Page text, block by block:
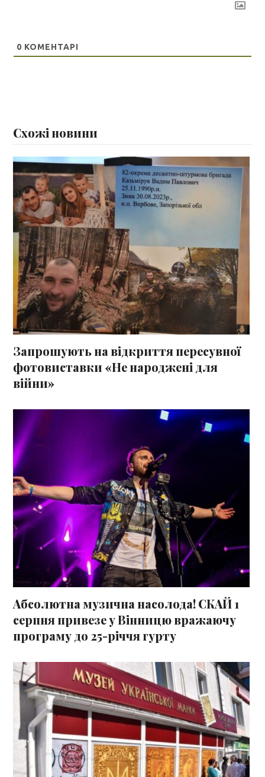
0 КОМЕНТАРІ
Схожі новини
Запрошують на відкриття пересувної
фотовиставки «Не народжені для
війни»
Абсолютна музична насолода! СКАЙ 1
серпня привезе у Вінницю вражаючу
програму до 25-річчя гурту